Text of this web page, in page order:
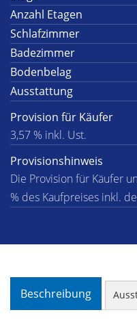
Anzahl Etagen
Schlafzimmer
Badezimmer
Bodenbelag
Ausstattung
Provision für Käufer
3,57 % inkl. Ust.
Provisionshinweis
Die Provision für Käufer
% des Kaufpreises inkl.
Beschreibung